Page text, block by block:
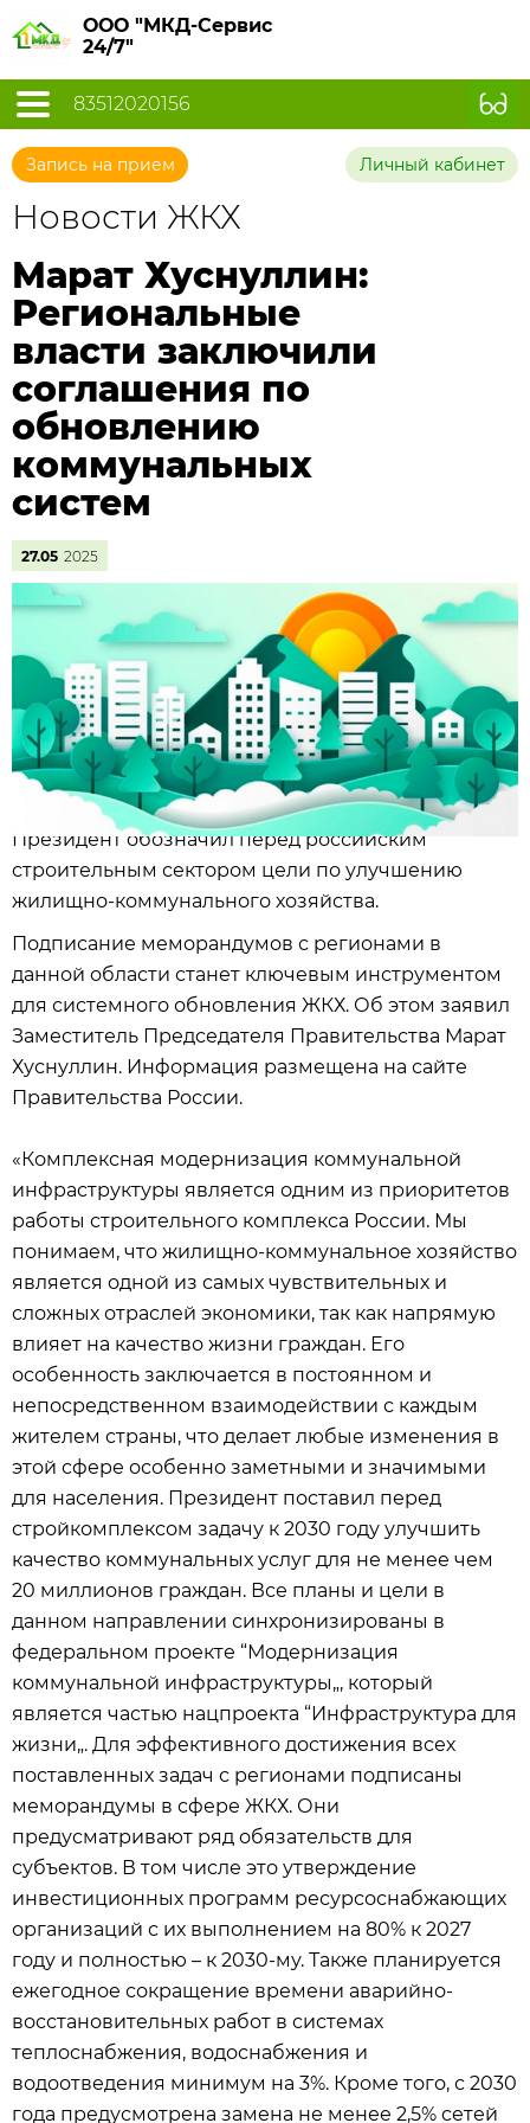
ООО "МКД-Сервис
24/7"
83512020156
Запись на прием Личный кабинет
Новости ЖКХ
Марат Хуснуллин:
Региональные
власти заключили
соглашения по
обновлению
коммунальных
систем
27.05 2025
Президент обозначил перед российским
строительным сектором цели по улучшению
жилищно-коммунального хозяйства.
Подписание меморандумов с регионами в
данной области станет ключевым инструментом
для системного обновления ЖКХ. Об этом заявил
Заместитель Председателя Правительства Марат
Хуснуллин. Информация размещена на сайте
Правительства России.
«Комплексная модернизация коммунальной
инфраструктуры является одним из приоритетов
работы строительного комплекса России. Мы
понимаем, что жилищно-коммунальное хозяйство
является одной из самых чувствительных и
сложных отраслей экономики, так как напрямую
влияет на качество жизни граждан. Его
особенность заключается в постоянном и
непосредственном взаимодействии с каждым
жителем страны, что делает любые изменения в
этой сфере особенно заметными и значимыми
для населения. Президент поставил перед
стройкомплексом задачу к 2030 году улучшить
качество коммунальных услуг для не менее чем
20 миллионов граждан. Все планы и цели в
данном направлении синхронизированы в
федеральном проекте “Модернизация
коммунальной инфраструктуры„, который
является частью нацпроекта “Инфраструктура для
жизни„. Для эффективного достижения всех
поставленных задач с регионами подписаны
меморандумы в сфере ЖКХ. Они
предусматривают ряд обязательств для
субъектов. В том числе это утверждение
инвестиционных программ ресурсоснабжающих
организаций с их выполнением на 80% к 2027
году и полностью – к 2030-му. Также планируется
ежегодное сокращение времени аварийно-
восстановительных работ в системах
теплоснабжения, водоснабжения и
водоотведения минимум на 3%. Кроме того, с 2030
года предусмотрена замена не менее 2,5% сетей